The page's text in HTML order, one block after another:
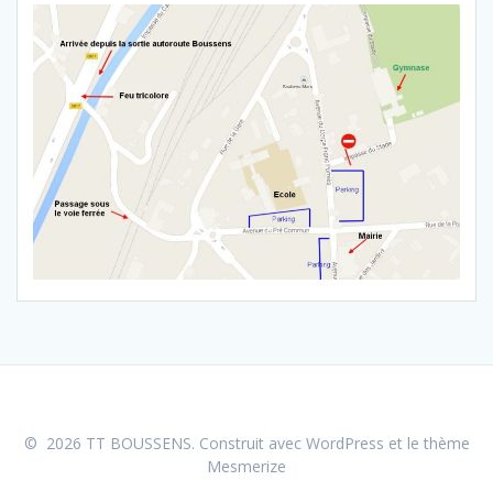
© 2026 TT BOUSSENS. Construit avec WordPress et le thème
Mesmerize